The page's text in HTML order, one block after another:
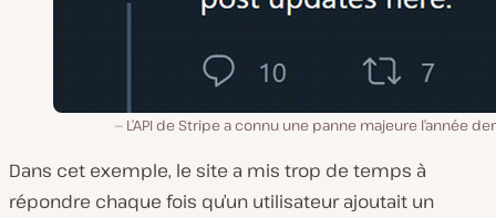
L’API de Stripe a connu une panne majeure l’année
Dans cet exemple, le site a mis trop de temps à
répondre chaque fois qu’un utilisateur ajoutait un